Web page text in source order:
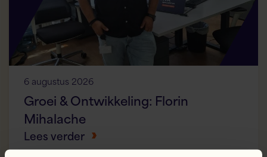
6 augustus 2026
Groei & Ontwikkeling: Florin
Mihalache
Lees verder